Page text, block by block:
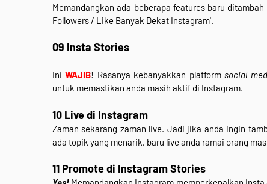
Memandangkan ada beberapa features baru
Followers / Like Banyak Dekat Instagram'.
09 Insta Stories
IniWAJIB! Rasanya kebanyakkan platformsocial
untuk memastikan anda masih aktif di Instagram.
10 Live di Instagram
Zaman sekarang zaman live. Jadi jika anda ingin
ada topik yang menarik, baru live anda ramai orang
11 Promote di Instagram Stories